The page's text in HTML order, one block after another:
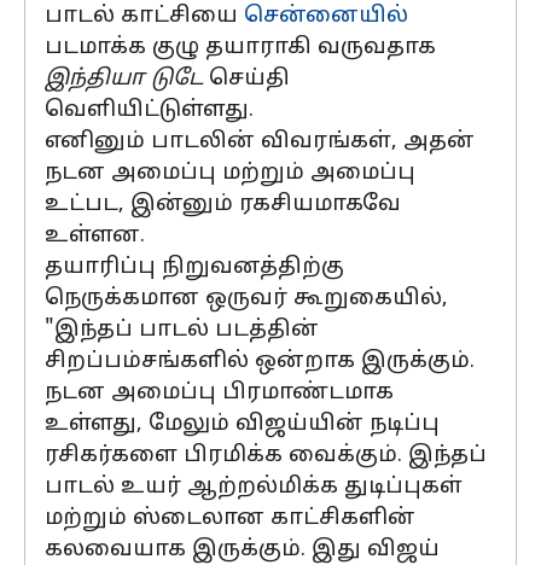
பாடல் காட்சியை சென்னையில்
படமாக்க குழு தயாராகி வருவதாக
இந்தியா டுடே செய்தி
வெளியிட்டுள்ளது.
எனினும் பாடலின் விவரங்கள், அதன்
நடன அமைப்பு மற்றும் அமைப்பு
உட்பட, இன்னும் ரகசியமாகவே
உள்ளன.
தயாரிப்பு நிறுவனத்திற்கு
நெருக்கமான ஒருவர் கூறுகையில்,
"இந்தப் பாடல் படத்தின்
சிறப்பம்சங்களில் ஒன்றாக இருக்கும்.
நடன அமைப்பு பிரமாண்டமாக
உள்ளது, மேலும் விஜய்யின் நடிப்பு
ரசிகர்களை பிரமிக்க வைக்கும். இந்தப்
பாடல் உயர் ஆற்றல்மிக்க துடிப்புகள்
மற்றும் ஸ்டைலான காட்சிகளின்
கலவையாக இருக்கும். இது விஜய்